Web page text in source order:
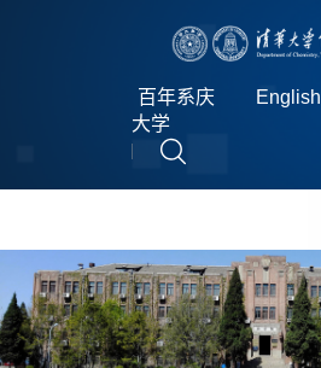
百年系庆 English
大学